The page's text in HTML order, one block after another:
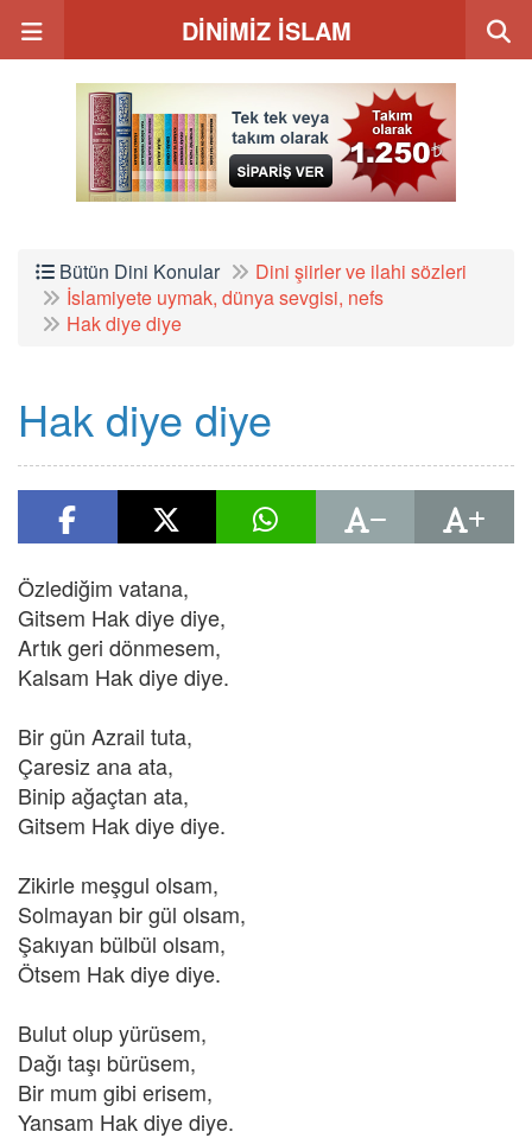
DİNİMİZ İSLAM
Bütün Dini Konular
Dini şiirler ve ilahi sözleri
İslamiyete uymak, dünya sevgisi, nefs
Hak diye diye
Hak diye diye
Özlediğim vatana,
Gitsem Hak diye diye,
Artık geri dönmesem,
Kalsam Hak diye diye.
Bir gün Azrail tuta,
Çaresiz ana ata,
Binip ağaçtan ata,
Gitsem Hak diye diye.
Zikirle meşgul olsam,
Solmayan bir gül olsam,
Şakıyan bülbül olsam,
Ötsem Hak diye diye.
Bulut olup yürüsem,
Dağı taşı bürüsem,
Bir mum gibi erisem,
Yansam Hak diye diye.